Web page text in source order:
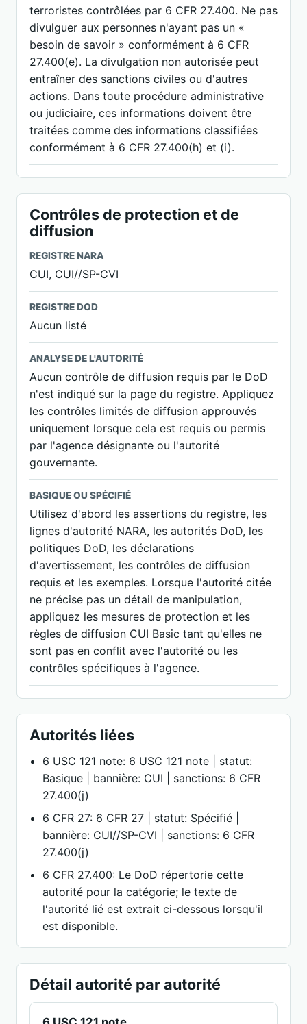
terroristes contrôlées par 6 CFR 27.400. Ne pas
divulguer aux personnes n'ayant pas un «
besoin de savoir » conformément à 6 CFR
27.400(e). La divulgation non autorisée peut
entraîner des sanctions civiles ou d'autres
actions. Dans toute procédure administrative
ou judiciaire, ces informations doivent être
traitées comme des informations classifiées
conformément à 6 CFR 27.400(h) et (i).
Contrôles de protection et de
diffusion
REGISTRE NARA
CUI, CUI//SP-CVI
REGISTRE DOD
Aucun listé
ANALYSE DE L'AUTORITÉ
Aucun contrôle de diffusion requis par le DoD
n'est indiqué sur la page du registre. Appliquez
les contrôles limités de diffusion approuvés
uniquement lorsque cela est requis ou permis
par l'agence désignante ou l'autorité
gouvernante.
BASIQUE OU SPÉCIFIÉ
Utilisez d'abord les assertions du registre, les
lignes d'autorité NARA, les autorités DoD, les
politiques DoD, les déclarations
d'avertissement, les contrôles de diffusion
requis et les exemples. Lorsque l'autorité citée
ne précise pas un détail de manipulation,
appliquez les mesures de protection et les
règles de diffusion CUI Basic tant qu'elles ne
sont pas en conflit avec l'autorité ou les
contrôles spécifiques à l'agence.
Autorités liées
6 USC 121 note: 6 USC 121 note | statut:
Basique | bannière: CUI | sanctions: 6 CFR
27.400(j)
6 CFR 27: 6 CFR 27 | statut: Spécifié |
bannière: CUI//SP-CVI | sanctions: 6 CFR
27.400(j)
6 CFR 27.400: Le DoD répertorie cette
autorité pour la catégorie; le texte de
l'autorité lié est extrait ci-dessous lorsqu'il
est disponible.
Détail autorité par autorité